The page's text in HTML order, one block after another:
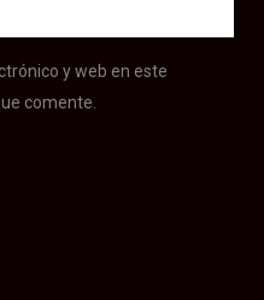
y web en este
comente.